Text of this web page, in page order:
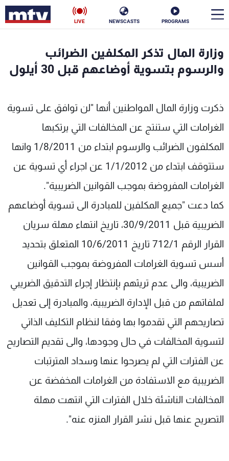
PROGRAMS
NEWSCASTS
LIVE
وزارة المال تذكر المكلفين الضرائب
والرسوم بتسوية أوضاعهم قبل 30 أيلول
ذكرت وزارة المال المواطنين أنها "لن توافق على تسوية
الغرامات التي ستنتج عن المخالفات التي يرتكبها
المكلفون الضرائب والرسوم ابتداء من 1/8/2011 وانها
ستتوقف ابتداء من 1/1/2012 عن اجراء أي تسوية عن
الغرامات المفروضة بموجب القوانين الضريبية".
كما دعت "جميع المكلفين للمبادرة الى تسوية أوضاعهم
الضريبية قبل 30/9/2011، تاريخ انتهاء مهلة سريان
القرار الرقم 712/1 تاريخ 10/6/2011 المتعلق بتحديد
أسس تسوية الغرامات المفروضة بموجب القوانين
الضريبية، والى عدم تريثهم بإنتظار إجراء التدقيق الضريبي
لملفاتهم من قبل الإدارة الضريبية، والمبادرة إلى تعديل
تصاريحهم التي تقدموا بها وفقا لنظام التكليف الذاتي
لتسوية المخالفات في حال وجودها، والى تقديم التصاريح
عن الفترات التي لم يصرحوا عنها وسداد المترتبات
الضريبية مع الاستفادة من الغرامات المخفضة عن
المخالفات الناشئة خلال الفترات التي انتهت مهلة
التصريح عنها قبل نشر القرار المنزه عنه".
الأخبار
منوعات رياضة
كأس العالم
جدول البرامج
شاهد البرامج
الترددات
عن MTV
الإنـتـاج
وظائف
تواصل معنا
شروط الإسـتخدام
سياسة الخصوصية